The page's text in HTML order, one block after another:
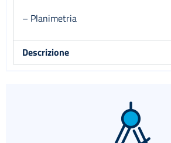
– Planimetria
Descrizione